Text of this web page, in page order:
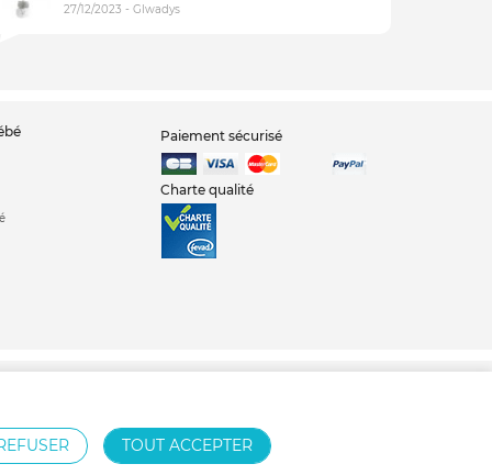
27/12/2023 - Glwadys
Paiement sécurisé
Charte qualité
TOUT ACCEPTER